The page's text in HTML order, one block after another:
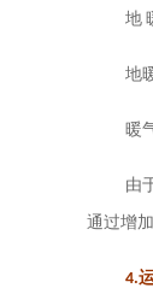
地
地
暖
由
通过增
4.